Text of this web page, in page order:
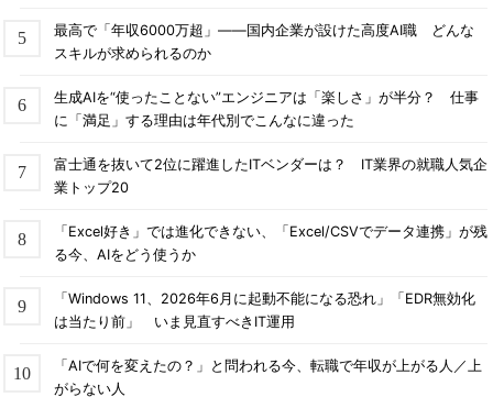
最高で「年収6000万超」――国内企業が設けた高度AI職 どんな
スキルが求められるのか
生成AIを“使ったことない”エンジニアは「楽しさ」が半分？ 仕事
に「満足」する理由は年代別でこんなに違った
富士通を抜いて2位に躍進したITベンダーは？ IT業界の就職人気企
業トップ20
「Excel好き」では進化できない、「Excel/CSVでデータ連携」が残
る今、AIをどう使うか
「Windows 11、2026年6月に起動不能になる恐れ」「EDR無効化
は当たり前」 いま見直すべきIT運用
「AIで何を変えたの？」と問われる今、転職で年収が上がる人／上
がらない人